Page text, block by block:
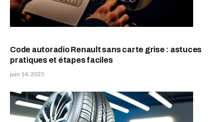
Code autoradio Renault sans carte grise : astuces
pratiques et étapes faciles
juin 14, 2025